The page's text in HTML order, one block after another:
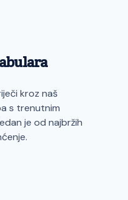
kroz naš
s trenutnim
je od najbržih